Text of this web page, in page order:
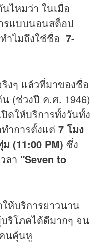
ไหมว่า ในเมื่อ
รแบบนอนสต็อป
ำไมถึงใช้ชื่อ 7-
งๆ แล้วที่มาของชื่อ
(ช่วงปี ค.ศ. 1946)
ดให้บริการทั้งวันทั้ง
ำการตั้งแต่ 7 โมง
(11:00 PM) ซึ่ง
ลา "Seven to
ห้บริการยาวนาน
ริโภคได้ดีมากๆ จน
นคุ้นหู